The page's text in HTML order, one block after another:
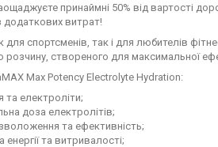
принаймні 50% від вартості
додаткових витрат!
спортсменів, так і для любителів
розчину, створеного для максимальної
Max Potency Electrolyte Hydration:
та електроліти;
доза електролітів;
та ефективність;
енергії та витривалості;